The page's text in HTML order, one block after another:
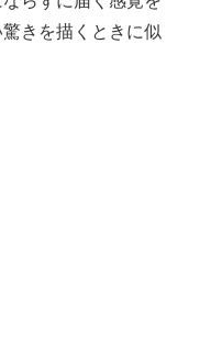
きを描くときに似